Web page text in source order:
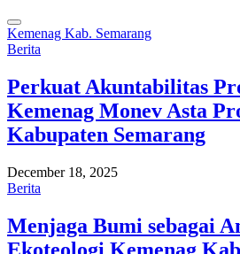
Kemenag Kab. Semarang
Berita
Perkuat Akuntabilitas
Kemenag Monev Asta
Kabupaten Semarang
December 18, 2025
Berita
Menjaga Bumi sebagai
Ekoteologi Kemenag